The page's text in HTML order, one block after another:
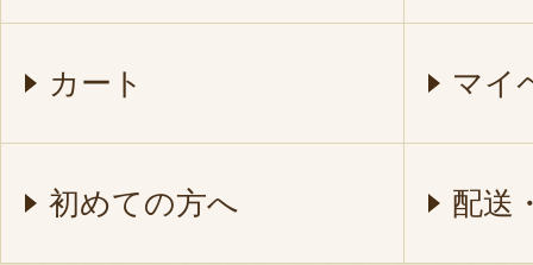
カート マイ
初めての方へ 配送